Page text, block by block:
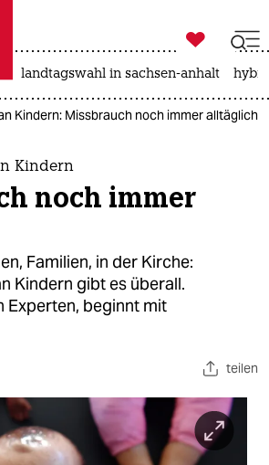
taz zahl ich
taz zahl ich

taz zahl ich
landtagswahl in sachsen-anhalt
Kindern: Missbrauch noch immer alltäglich
Kindern
noch immer
Familien, in der Kirche:
Kindern gibt es überall.
Experten, beginnt mit
teilen